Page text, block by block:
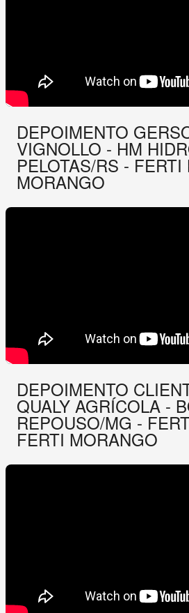
DEPOIMENTO
VIGNOLLO - HM
PELOTAS/RS -
MORANGO
DEPOIMENTO
QUALY AGRÍCOLA -
REPOUSO/MG -
FERTI MORANGO